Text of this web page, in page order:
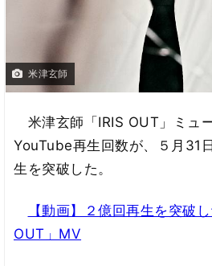
米津玄師
米津玄師「IRIS OUT」ミュ
YouTube再生回数が、５月31
生を突破した。
【動画】２億回再生を突破
OUT」MV